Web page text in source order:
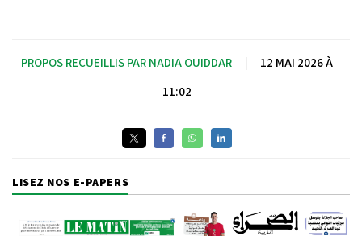
PROPOS RECUEILLIS PAR NADIA OUIDDAR
12 MAI 2026 À
11:02
LISEZ NOS E-PAPERS